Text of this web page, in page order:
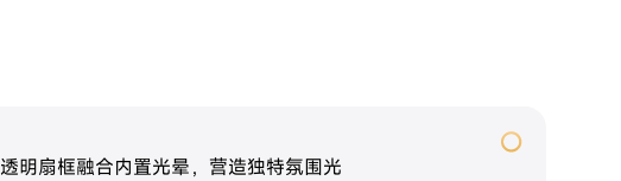
透明扇框融合内置光晕，营造独特氛围光